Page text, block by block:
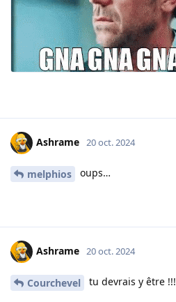
Ashrame 20 oct. 2024
melphios oups…
Ashrame 20 oct. 2024
Courchevel tu devrais y être !!!